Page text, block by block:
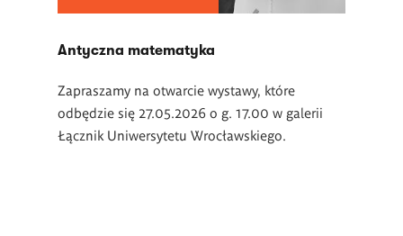
Antyczna matematyka
Zapraszamy na otwarcie wystawy, które
odbędzie się 27.05.2026 o g. 17.00 w galerii
Łącznik Uniwersytetu Wrocławskiego.